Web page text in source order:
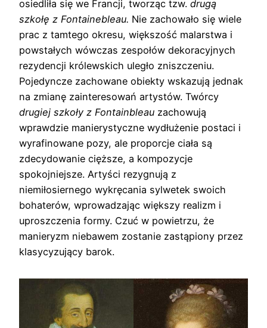
osiedliła się we Francji, tworząc tzw. drugą
szkołę z Fontainebleau. Nie zachowało się wiele
prac z tamtego okresu, większość malarstwa i
powstałych wówczas zespołów dekoracyjnych
rezydencji królewskich uległo zniszczeniu.
Pojedyncze zachowane obiekty wskazują jednak
na zmianę zainteresowań artystów. Twórcy
drugiej szkoły z Fontainbleau zachowują
wprawdzie manierystyczne wydłużenie postaci i
wyrafinowane pozy, ale proporcje ciała są
zdecydowanie cięższe, a kompozycje
spokojniejsze. Artyści rezygnują z
niemiłosiernego wykręcania sylwetek swoich
bohaterów, wprowadzając większy realizm i
uproszczenia formy. Czuć w powietrzu, że
manieryzm niebawem zostanie zastąpiony przez
klasycyzujący barok.